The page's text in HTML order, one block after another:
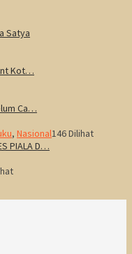
Satya
Kot…
Ca…
, Nasional146 Dilihat
PIALA D…